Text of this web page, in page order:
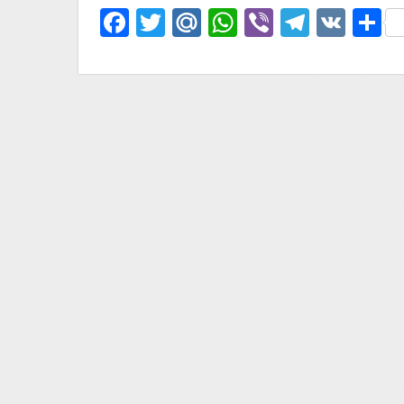
Facebook
TwitterMail.Ru
WhatsApp
Viber VK